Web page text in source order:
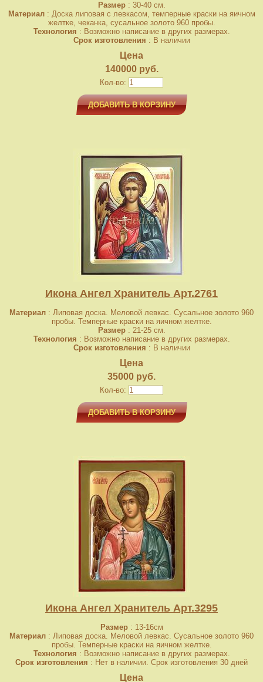
Размер: 30-40 см.
Материал: Доска липовая с левкасом, темперные краски на яичном
желтке, чеканка, сусальное золото 960 пробы.
Технология : Возможно написание в других размерах.
Срок изготовления : В наличии
Цена
140000 руб.
Кол-во:
ДОБАВИТЬ В КОРЗИНУ
Икона Ангел Хранитель Арт.2761
Материал : Липовая доска. Меловой левкас. Сусальное золото 960
пробы. Темперные краски на яичном желтке.
Размер: 21-25 см.
Технология : Возможно написание в других размерах.
Срок изготовления : В наличии
Цена
35000 руб.
Кол-во:
ДОБАВИТЬ В КОРЗИНУ
Икона Ангел Хранитель Арт.3295
Размер: 13-16см
Материал : Липовая доска. Меловой левкас. Сусальное золото 960
пробы. Темперные краски на яичном желтке.
Технология : Возможно написание в других размерах.
Срок изготовления : Нет в наличии. Срок изготовления 30 дней
Цена